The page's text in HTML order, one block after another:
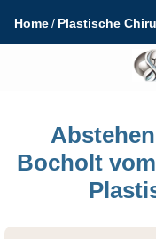
Home Plastische
Bocholt